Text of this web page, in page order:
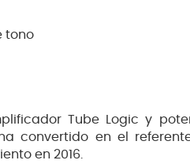
tono
Tube Logic y
convertido en el
en 2016.